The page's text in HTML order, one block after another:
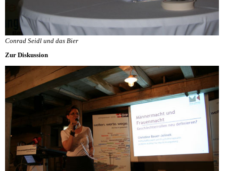
Conrad Seidl und das Bier
Zur Diskussion